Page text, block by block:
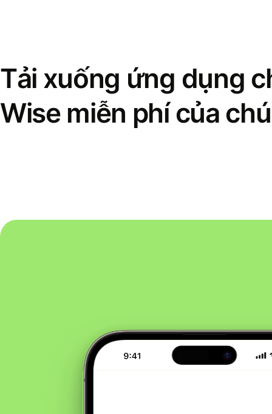
Tải xuống ứng dụng
Wise miễn phí của